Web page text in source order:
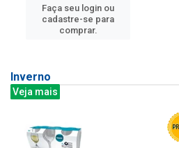
Faça seu login ou
cadastre-se para
comprar.
Inverno
Veja mais